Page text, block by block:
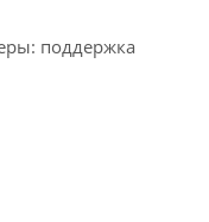
поддержка